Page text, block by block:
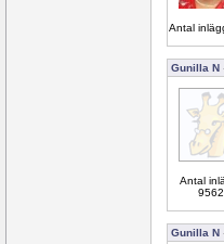
Antal
Gunilla N
Antal
9562
Gunilla N